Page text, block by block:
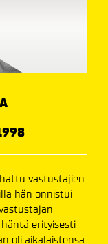
vastustajien
hän onnistui
erityisesti
oli aikalaistensa